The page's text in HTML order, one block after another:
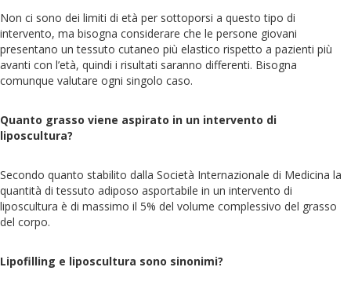
Non ci sono dei limiti di età per sottoporsi a questo tipo di
intervento, ma bisogna considerare che le persone giovani
presentano un tessuto cutaneo più elastico rispetto a pazienti più
avanti con l’età, quindi i risultati saranno differenti. Bisogna
comunque valutare ogni singolo caso.
Quanto grasso viene aspirato in un intervento di
liposcultura?
Secondo quanto stabilito dalla Società Internazionale di Medicina la
quantità di tessuto adiposo asportabile in un intervento di
liposcultura è di massimo il 5% del volume complessivo del grasso
del corpo.
Lipofilling e liposcultura sono sinonimi?